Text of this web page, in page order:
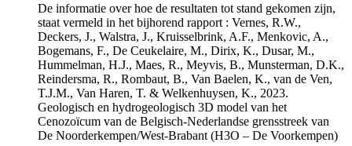
De informatie over hoe de resultaten tot stand gekomen zijn,
staat vermeld in het bijhorend rapport : Vernes, R.W.,
Deckers, J., Walstra, J., Kruisselbrink, A.F., Menkovic, A.,
Bogemans, F., De Ceukelaire, M., Dirix, K., Dusar, M.,
Hummelman, H.J., Maes, R., Meyvis, B., Munsterman, D.K.,
Reindersma, R., Rombaut, B., Van Baelen, K., van de Ven,
T.J.M., Van Haren, T. & Welkenhuysen, K., 2023.
Geologisch en hydrogeologisch 3D model van het
Cenozoïcum van de Belgisch-Nederlandse grensstreek van
De Noorderkempen/West-Brabant (H3O – De Voorkempen)